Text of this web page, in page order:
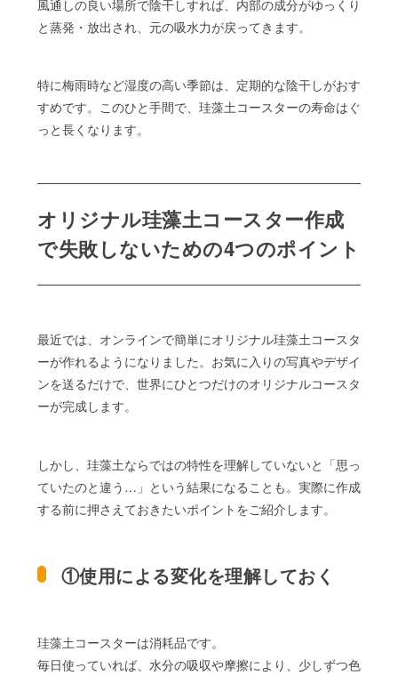
風通しの良い場所で陰干しすれば、内部の成分がゆっくり
と蒸発・放出され、元の吸水力が戻ってきます。
特に梅雨時など湿度の高い季節は、定期的な陰干しがおす
すめです。このひと手間で、珪藻土コースターの寿命はぐ
っと長くなります。
オリジナル珪藻土コースター作成
で失敗しないための4つのポイント
最近では、オンラインで簡単にオリジナル珪藻土コースタ
ーが作れるようになりました。お気に入りの写真やデザイ
ンを送るだけで、世界にひとつだけのオリジナルコースタ
ーが完成します。
しかし、珪藻土ならではの特性を理解していないと「思っ
ていたのと違う…」という結果になることも。実際に作成
する前に押さえておきたいポイントをご紹介します。
①使用による変化を理解しておく
珪藻土コースターは消耗品です。
毎日使っていれば、水分の吸収や摩擦により、少しずつ色